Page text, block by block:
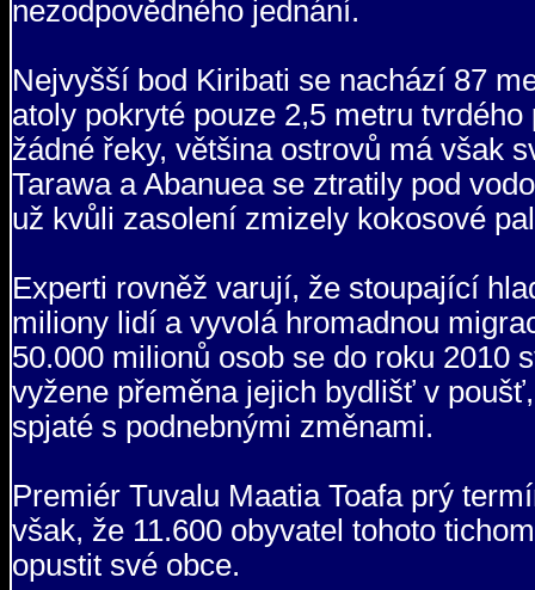
nezodpovědného jednání.
Nejvyšší bod Kiribati se nachází 87
atoly pokryté pouze 2,5 metru
žádné řeky, většina ostrovů má však
Tarawa a Abanuea se ztratily pod
už kvůli zasolení zmizely kokosové
Experti rovněž varují, že stoupající
miliony lidí a vyvolá hromadnou
50.000 milionů osob se do roku 2010
vyžene přeměna jejich bydlišť v
spjaté s podnebnými změnami.
Premiér Tuvalu Maatia Toafa prý
však, že 11.600 obyvatel tohoto
opustit své obce.